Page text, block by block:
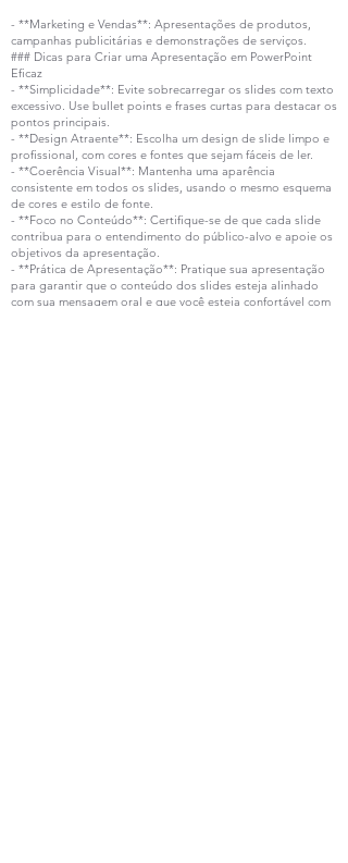
- **Marketing e Vendas**: Apresentações de produtos,
campanhas publicitárias e demonstrações de serviços.
### Dicas para Criar uma Apresentação em PowerPoint
Eficaz
- **Simplicidade**: Evite sobrecarregar os slides com texto
excessivo. Use bullet points e frases curtas para destacar os
pontos principais.
- **Design Atraente**: Escolha um design de slide limpo e
profissional, com cores e fontes que sejam fáceis de ler.
- **Coerência Visual**: Mantenha uma aparência
consistente em todos os slides, usando o mesmo esquema
de cores e estilo de fonte.
- **Foco no Conteúdo**: Certifique-se de que cada slide
contribua para o entendimento do público-alvo e apoie os
objetivos da apresentação.
- **Prática de Apresentação**: Pratique sua apresentação
para garantir que o conteúdo dos slides esteja alinhado
com sua mensagem oral e que você esteja confortável com